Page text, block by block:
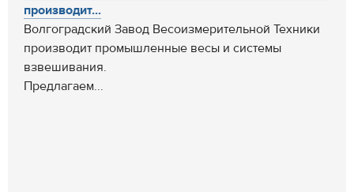
производит...
Волгоградский Завод Весоизмерительной Техники
производит промышленные весы и системы
взвешивания.
Предлагаем...